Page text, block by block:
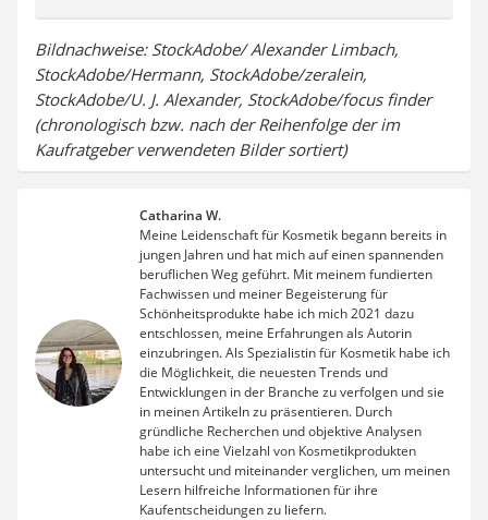
Bildnachweise: StockAdobe/ Alexander Limbach,
StockAdobe/Hermann, StockAdobe/zeralein,
StockAdobe/U. J. Alexander, StockAdobe/focus finder
(chronologisch bzw. nach der Reihenfolge der im
Kaufratgeber verwendeten Bilder sortiert)
Catharina W.
Meine Leidenschaft für Kosmetik begann bereits in
jungen Jahren und hat mich auf einen spannenden
beruflichen Weg geführt. Mit meinem fundierten
Fachwissen und meiner Begeisterung für
Schönheitsprodukte habe ich mich 2021 dazu
entschlossen, meine Erfahrungen als Autorin
einzubringen. Als Spezialistin für Kosmetik habe ich
die Möglichkeit, die neuesten Trends und
Entwicklungen in der Branche zu verfolgen und sie
in meinen Artikeln zu präsentieren. Durch
gründliche Recherchen und objektive Analysen
habe ich eine Vielzahl von Kosmetikprodukten
untersucht und miteinander verglichen, um meinen
Lesern hilfreiche Informationen für ihre
Kaufentscheidungen zu liefern.